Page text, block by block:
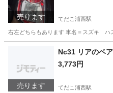
売ります てだこ浦西駅
右左どちらもあります 車名＝スズキ ハ
てだこ浦西駅
売ります
Nc31 リアの
3,773円
てだこ浦西駅